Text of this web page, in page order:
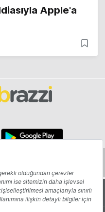
Apple'a
Yazarlar